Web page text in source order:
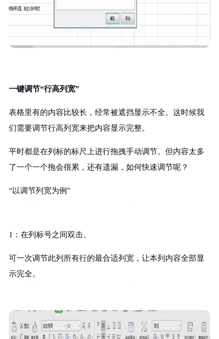
一键调节“行高列宽”
表格里有的内容比较长，经常被遮挡显示不全。这时候我
们需要调节行高列宽来把内容显示完整。
平时都是在列标的标尺上进行拖拽手动调节。但内容太多
了一个一个拖会很累，还有遗漏，如何快速调节呢？
“以调节列宽为例”
1：在列标号之间双击。
可一次调节此列所有行的最合适列宽，让本列内容全部显
示完全。